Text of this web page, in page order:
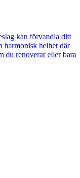
kan förvandla ditt
harmonisk helhet där
du renoverar eller bara